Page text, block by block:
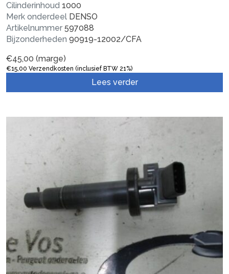
Cilinderinhoud 1000
Merk onderdeel DENSO
Artikelnummer 597088
Bijzonderheden 90919-12002/CFA
€45,00 (marge)
€15,00 Verzendkosten (inclusief BTW 21%)
Lees verder